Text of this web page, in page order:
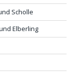
Scholle
Elberling